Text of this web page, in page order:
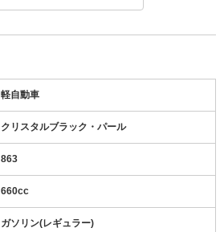
軽自動車
クリスタルブラック・パール
863
660cc
ガソリン(レギュラー)